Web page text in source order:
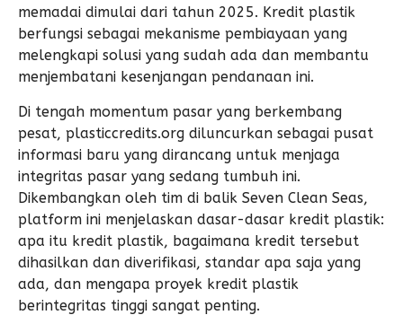
memadai dimulai dari tahun 2025. Kredit plastik
berfungsi sebagai mekanisme pembiayaan yang
melengkapi solusi yang sudah ada dan membantu
menjembatani kesenjangan pendanaan ini.
Di tengah momentum pasar yang berkembang
pesat, plasticcredits.org diluncurkan sebagai pusat
informasi baru yang dirancang untuk menjaga
integritas pasar yang sedang tumbuh ini.
Dikembangkan oleh tim di balik Seven Clean Seas,
platform ini menjelaskan dasar-dasar kredit plastik:
apa itu kredit plastik, bagaimana kredit tersebut
dihasilkan dan diverifikasi, standar apa saja yang
ada, dan mengapa proyek kredit plastik
berintegritas tinggi sangat penting.